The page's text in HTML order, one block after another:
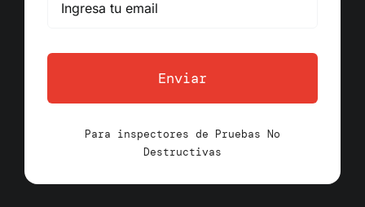
Enviar
Para inspectores de Pruebas No
Destructivas